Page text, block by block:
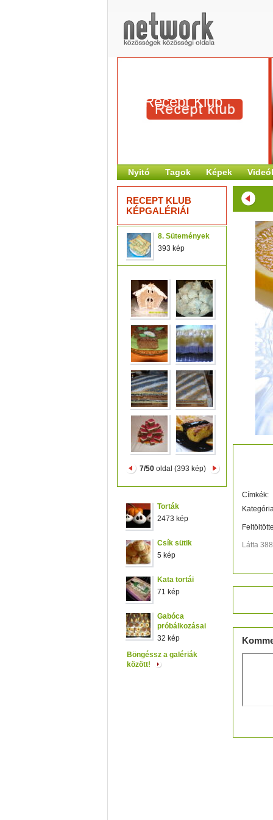
Recept Klub
Nyitó Tagok Képek
RECEPT KLUB
KÉPGALÉRIÁI
8. Sütemények
393 kép
7/50oldal (393 kép)
Torták
2473 kép
Csík sütik
5 kép
Kata tortái
71 kép
Gabóca
próbálkozásai
32 kép
Böngéssz a galériák
között!
Címkék:
Látta